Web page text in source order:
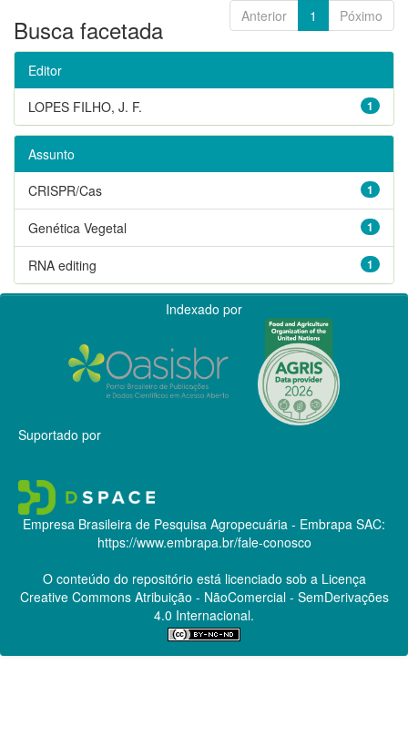
Anterior 1 Póximo
Busca facetada
Editor
1
LOPES FILHO, J. F.
Assunto
1
CRISPR/Cas
1
Genética Vegetal
1
RNA editing
Indexado por
Suportado por
Empresa Brasileira de Pesquisa Agropecuária - Embrapa SAC:
https://www.embrapa.br/fale-conosco
O conteúdo do repositório está licenciado sob a Licença
Creative CommonsAtribuição - NãoComercial - SemDerivações
4.0 Internacional.